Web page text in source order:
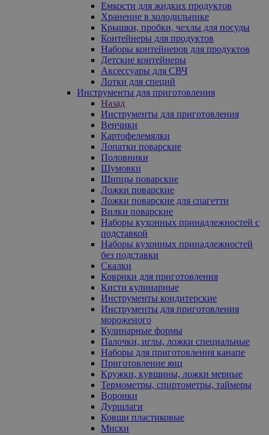
Емкости для жидких продуктов
Хранение в холодильнике
Крышки, пробки, чехлы для посуды
Контейнеры для продуктов
Наборы контейнеров для продуктов
Детские контейнеры
Аксессуары для СВЧ
Лотки для специй
Инструменты для приготовления
Назад
Инструменты для приготовления
Венчики
Картофелемялки
Лопатки поварские
Половники
Шумовки
Щипцы поварские
Ложки поварские
Ложки поварские для спагетти
Вилки поварские
Наборы кухонных принадлежностей с
подставкой
Наборы кухонных принадлежностей
без подставки
Скалки
Коврики для приготовления
Кисти кулинарные
Инструменты кондитерские
Инструменты для приготовления
мороженого
Кулинарные формы
Палочки, иглы, ложки специальные
Наборы для приготовления канапе
Приготовление яиц
Кружки, кувшины, ложки мерные
Термометры, спиртометры, таймеры
Воронки
Дуршлаги
Ковши пластиковые
Миски